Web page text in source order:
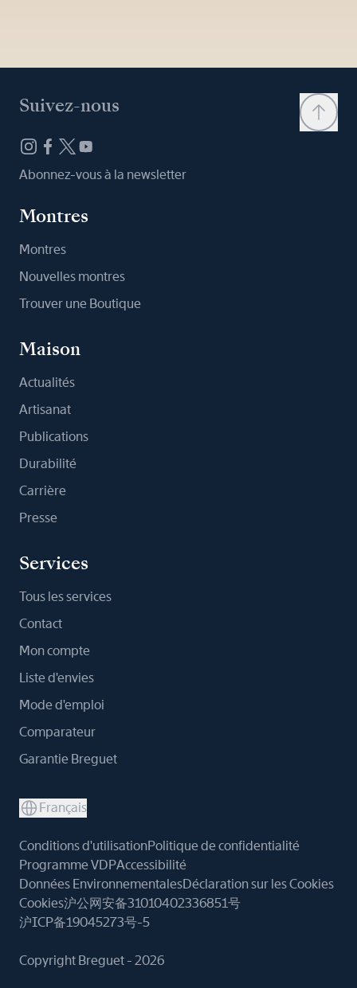
Suivez-nous
Abonnez-vous à la newsletter
Montres
Montres
Nouvelles montres
Trouver une Boutique
Maison
Actualités
Artisanat
Publications
Durabilité
Carrière
Presse
Services
Tous les services
Contact
Mon compte
Liste d'envies
Mode d'emploi
Comparateur
Garantie Breguet
Français
Conditions d'utilisationPolitique de confidentialité
Programme VDPAccessibilité
Données EnvironnementalesDéclaration sur les Cookies
Cookies沪公网安备31010402336851号
沪ICP备19045273号-5
Copyright Breguet - 2026